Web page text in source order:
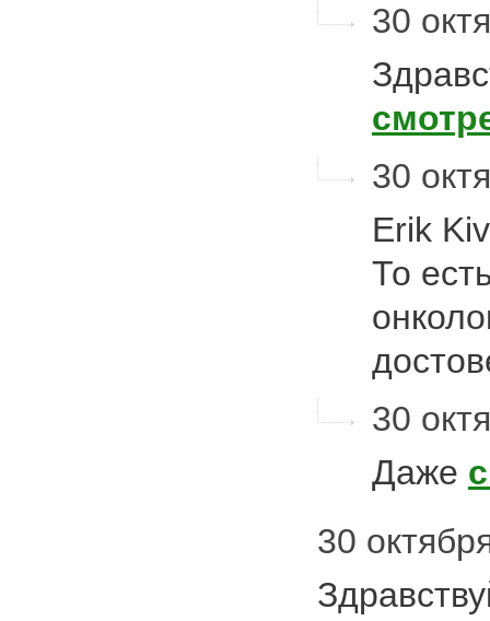
30
30
Erik
То
30
Даже
30